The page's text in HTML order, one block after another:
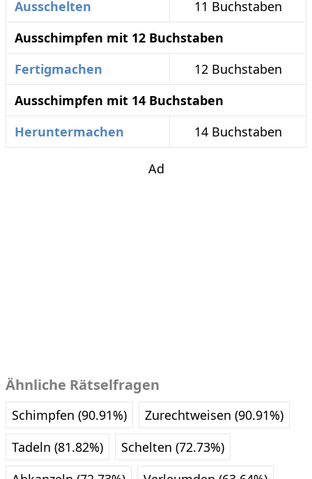
Ausschelten
11 Buchstaben
Ausschimpfen mit 12 Buchstaben
Fertigmachen
12 Buchstaben
Ausschimpfen mit 14 Buchstaben
Heruntermachen
14 Buchstaben
Ad
Ähnliche Rätselfragen
Schimpfen (90.91%)
Zurechtweisen (90.91%)
Tadeln (81.82%)
Schelten (72.73%)